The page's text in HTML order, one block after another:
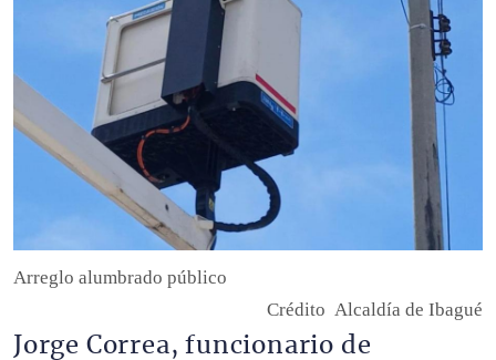
Descripción
Arreglo alumbrado público
Crédito Alcaldía de Ibagué
Jorge Correa, funcionario de